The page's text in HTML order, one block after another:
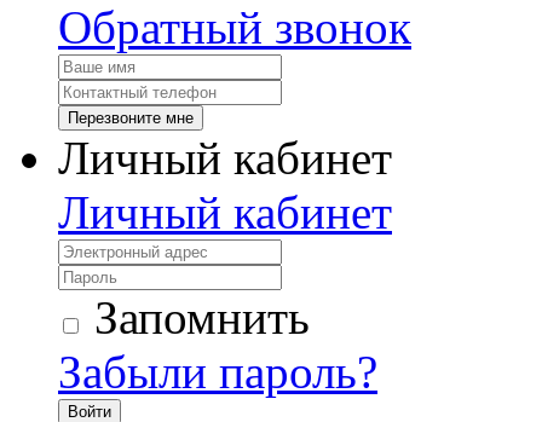
Обратный звонок
Перезвоните мне
Личный кабинет
Личный кабинет
Запомнить
Забыли пароль?
Войти